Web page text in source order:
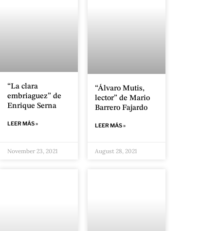
“La clara
embriaguez” de
Enrique Serna
LEER MÁS »
November 23, 2021
“Álvaro Mutis,
lector” de Mario
Barrero Fajardo
LEER MÁS »
August 28, 2021